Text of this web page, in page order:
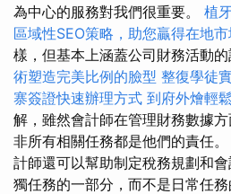
為中心的服務對我們很重要。 植
區域性SEO策略，助您贏得在地
樣，但基本上涵蓋公司財務活動的
術塑造完美比例的臉型 整復學徒
寨簽證快速辦理方式 到府外燴輕
解，雖然會計師在管理財務數據
非所有相關任務都是他們的責任
計師還可以幫助制定稅務規劃和
獨任務的一部分，而不是日常任務